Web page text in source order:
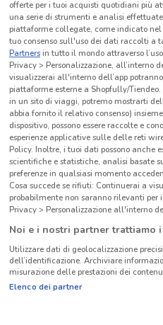
vicinanze
USMATE VELATE
offerte per i tuoi acquisti quotidiani più
una serie di strumenti e analisi
piattaforme collegate, come indicato
tuo consenso sull'uso dei dati raccolti a
Partnersin tutto il mondo attraverso
Privacy > Personalizzazione, all’interno
visualizzerai all'interno dell’app
piattaforme esterne a Shopfully/
in un sito di viaggi, potremo mostrarti
abbia fornito il relativo consenso)
dispositivo, possono essere raccolte e
esperienze applicative sulle delle reti
Policy. Inoltre, i tuoi dati possono anche
scientifiche e statistiche, analisi basate
preferenze in qualsiasi momento
Cosa succede se rifiuti: Continuerai a
probabilmente non saranno rilevanti per
Privacy > Personalizzazione all'interno
Noi e i nostri partner trattiamo
Utilizzare dati di geolocalizzazione
dell’identificazione. Archiviare
misurazione delle prestazioni dei
Elenco dei partner